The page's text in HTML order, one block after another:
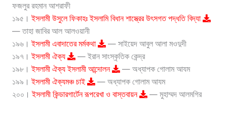
ফজলুর রহমান আশরাফী
১৯৫।ইসলামী উসুলে ফিকাহঃ ইসলামি বিধান শাস্ত্রের উৎসগত পদ্ধতি বিদ্যা
— তাহা জাবির আল আলওয়ানী
১৯৬।ইসলামী এবাদাতের মর্মকথা
— সাইয়েদ আবুল আলা মওদুদী
১৯৭।ইসলামী ঐক্য
— ইরান সাংস্কৃতিক কেন্দ্র
১৯৮।ইসলামী ঐক্য ইসলামী আন্দোলন
— অধ্যাপক গোলাম আযম
১৯৯।ইসলামী ঐক্যমঞ্চ চাই
— অধ্যাপক গোলাম আযম
২০০।ইসলামী কিন্ডারগার্টেন রূপরেখা ও বাস্তবায়ন — মুহাম্মদ আলমগির